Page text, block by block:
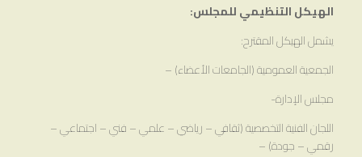
الهيكل التنظيمي للمجلس:
يشمل الهيكل المقترح:
الجمعية العمومية (الجامعات الأعضاء) –
مجلس الإدارة-
اللجان الفنية التخصصية (ثقافي – رياضي – علمي – فني – اجتماعي –
رقمي – جودة) –